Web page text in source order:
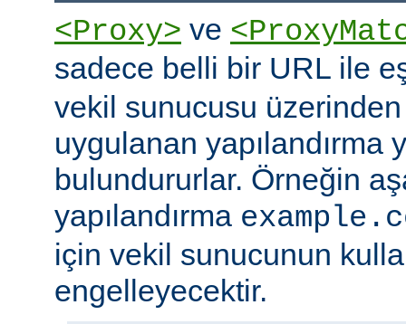
<Proxy> ve
sadece belli bir URL ile
vekil sunucusu
uygulanan yapılandırma
bulundururlar. Örneğin
yapılandırma
için vekil sunucunun
engelleyecektir.